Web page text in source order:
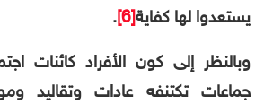
يستعدوا لها كفاية[6]
.
وبالنظر إلى كون الأفراد كائنات
جماعات تكتنفه عادات وتقاليد